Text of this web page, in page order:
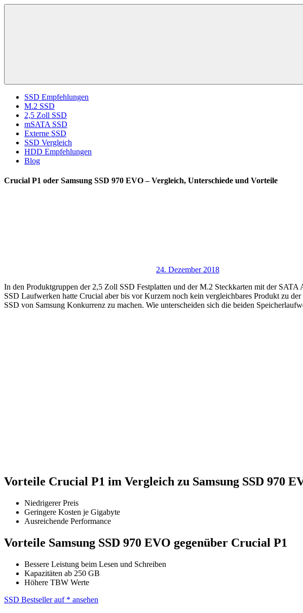
Zum
SSD Empfehlungen
M.2 SSD
2,5 Zoll SSD
mSATA SSD
Externe SSD
SSD Vergleich
HDD Empfehlungen
Blog
Crucial P1 oder Samsung SSD 970 EVO – Vergleich, Unterschiede und Vorteile
24. Dezember 2018
In den Produktgruppen der 2,5 Zoll SSD Festplatten und der M.2 Steckkarten mit der
SSD Laufwerken hatte Crucial aber bis vor Kurzem noch kein vergleichbares Produkt zu
SSD von Samsung Konkurrenz zu machen. Wie unterscheiden sich die beiden
Vorteile Crucial P1 im Vergleich zu Samsung SSD 970
Niedrigerer Preis
Geringere Kosten je Gigabyte
Ausreichende Performance
Vorteile Samsung SSD 970 EVO gegenüber Crucial P1
Bessere Leistung beim Lesen und Schreiben
Kapazitäten ab 250 GB
Höhere TBW Werte
SSD Bestseller auf * ansehen